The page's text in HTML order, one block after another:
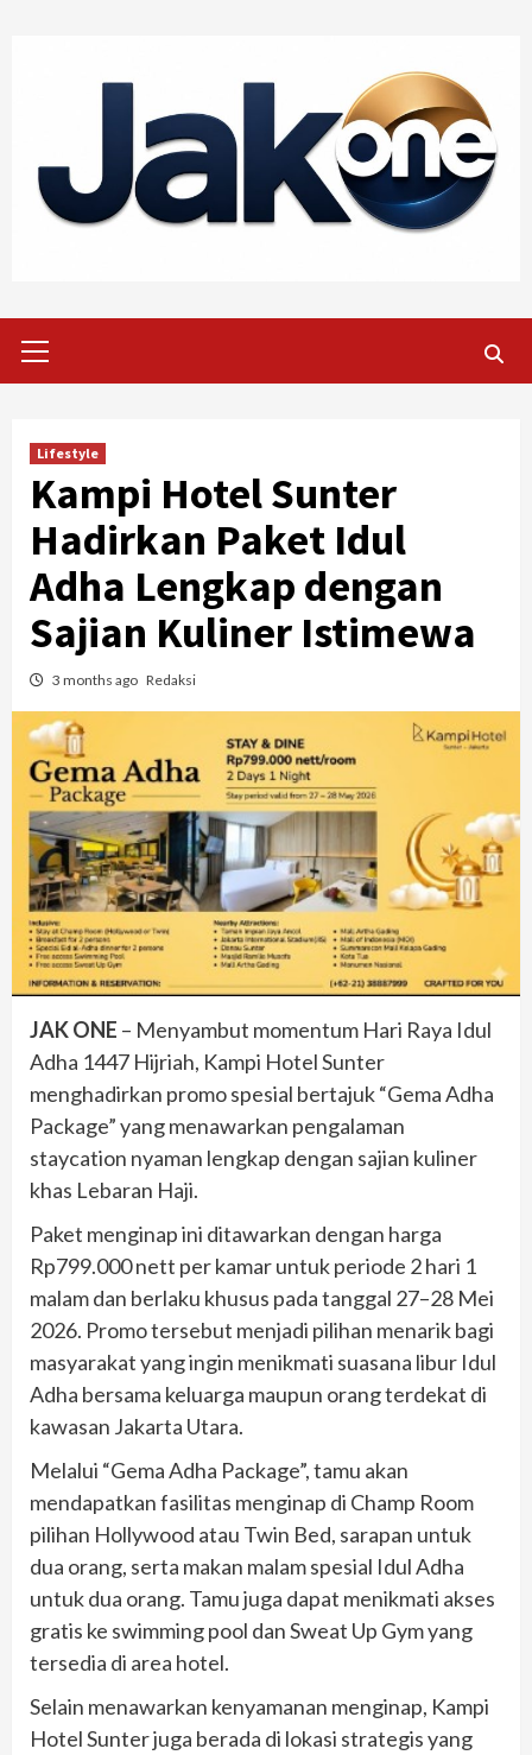
Menu
Lifestyle
Kampi Hotel Sunter
Hadirkan Paket Idul
Adha Lengkap dengan
Sajian Kuliner Istimewa
3 months ago Redaksi
JAK ONE – Menyambut momentum Hari Raya Idul
Adha 1447 Hijriah, Kampi Hotel Sunter
menghadirkan promo spesial bertajuk “Gema Adha
Package” yang menawarkan pengalaman
staycation nyaman lengkap dengan sajian kuliner
khas Lebaran Haji.
Paket menginap ini ditawarkan dengan harga
Rp799.000 nett per kamar untuk periode 2 hari 1
malam dan berlaku khusus pada tanggal 27–28 Mei
2026. Promo tersebut menjadi pilihan menarik bagi
masyarakat yang ingin menikmati suasana libur Idul
Adha bersama keluarga maupun orang terdekat di
kawasan Jakarta Utara.
Melalui “Gema Adha Package”, tamu akan
mendapatkan fasilitas menginap di Champ Room
pilihan Hollywood atau Twin Bed, sarapan untuk
dua orang, serta makan malam spesial Idul Adha
untuk dua orang. Tamu juga dapat menikmati akses
gratis ke swimming pool dan Sweat Up Gym yang
tersedia di area hotel.
Selain menawarkan kenyamanan menginap, Kampi
Hotel Sunter juga berada di lokasi strategis yang